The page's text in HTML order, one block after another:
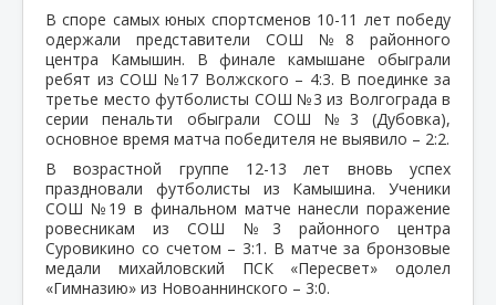
В споре самых юных спортсменов 10-11 лет победу
одержали представители СОШ №8 районного
центра Камышин. В финале камышане обыграли
ребят из СОШ №17 Волжского – 4:3. В поединке за
третье место футболисты СОШ №3 из Волгограда в
серии пенальти обыграли СОШ №3 (Дубовка),
основное время матча победителя не выявило – 2:2.
В возрастной группе 12-13 лет вновь успех
праздновали футболисты из Камышина. Ученики
СОШ №19 в финальном матче нанесли поражение
ровесникам из СОШ №3 районного центра
Суровикино со счетом – 3:1. В матче за бронзовые
медали михайловский ПСК «Пересвет» одолел
«Гимназию» из Новоаннинского – 3:0.